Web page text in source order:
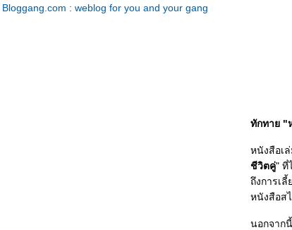
Bloggang.com : weblog for you and your gang
ทักทาย "
หนังสือเ
ชีวิตคู่" ที่
ถึงการเ
หนังสือส
นอกจาก